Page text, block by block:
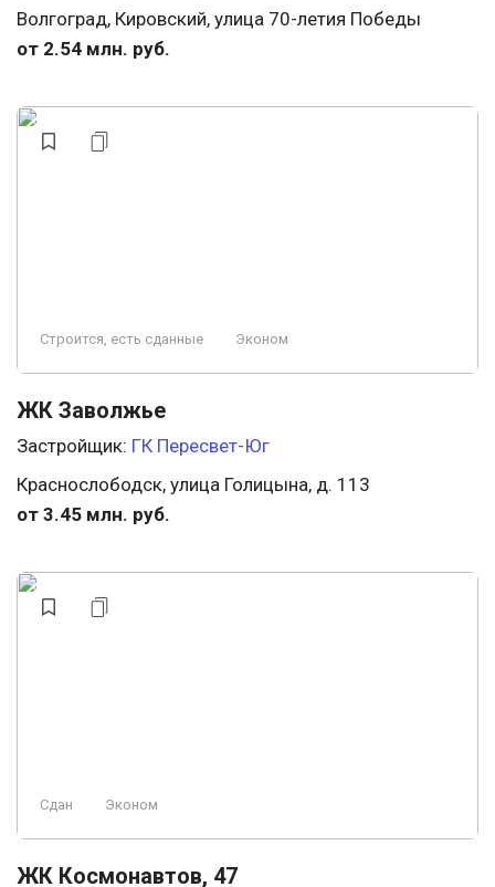
Волгоград, Кировский, улица 70-летия Победы
от 2.54 млн. руб.
Строится, есть сданные Эконом
ЖК Заволжье
Застройщик: ГК Пересвет-Юг
Краснослободск, улица Голицына, д. 113
от 3.45 млн. руб.
Сдан Эконом
ЖК Космонавтов, 47